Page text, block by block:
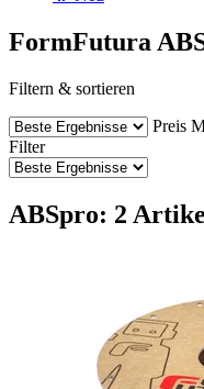
FormFutura
Filtern & sortieren
Preis
Filter
ABSpro: 2